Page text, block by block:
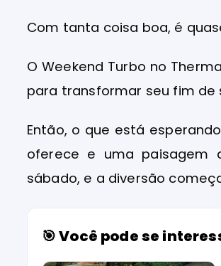
Com tanta coisa boa, é
O Weekend Turbo no
para transformar seu fim
Então, o que está
oferece e uma paisagem
sábado, e a diversão
🎯 Você pode se